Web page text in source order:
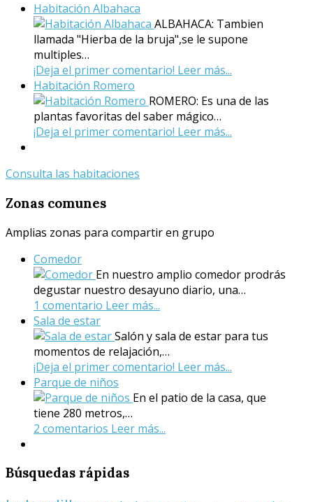
Habitación Albahaca
ALBAHACA: Tambien
llamada "Hierba de la bruja",se le supone
multiples…
¡Deja el primer comentario! Leer más...
Habitación Romero
ROMERO: Es una de las
plantas favoritas del saber mágico…
¡Deja el primer comentario! Leer más...
Consulta las habitaciones
Zonas comunes
Amplias zonas para compartir en grupo
Comedor
En nuestro amplio comedor prodrás
degustar nuestro desayuno diario, una…
1 comentario Leer más...
Sala de estar
Salón y sala de estar para tus
momentos de relajación,…
¡Deja el primer comentario! Leer más...
Parque de niños
En el patio de la casa, que
tiene 280 metros,…
2 comentarios Leer más...
Búsquedas rápidas